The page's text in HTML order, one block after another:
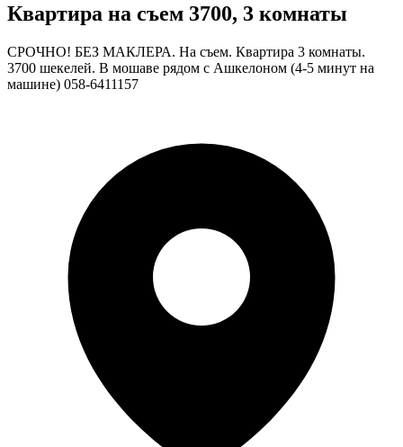
Квартира на съем 3700, 3 комнаты
СРОЧНО! БЕЗ МАКЛЕРА. На съем. Квартира 3 комнаты.
3700 шекелей. В мошаве рядом с Ашкелоном (4-5 минут на
машине) 058-6411157